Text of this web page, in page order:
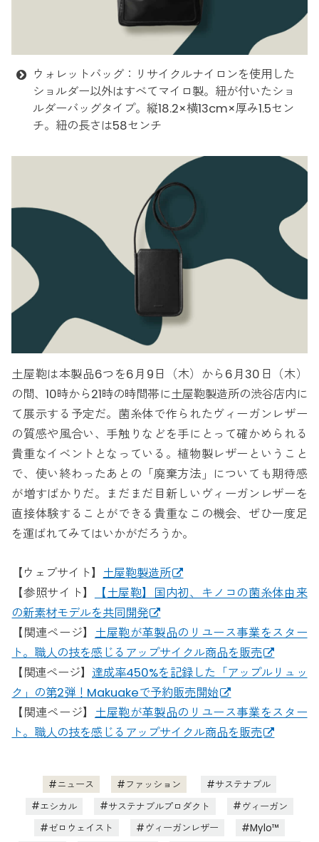
ウォレットバッグ：リサイクルナイロンを使用した
ショルダー以外はすべてマイロ製。紐が付いたショ
ルダーバッグタイプ。縦18.2×横13cm×厚み1.5セン
チ。紐の長さは58センチ
土屋鞄は本製品6つを6月9日（木）から6月30日（木）
の間、10時から21時の時間帯に土屋鞄製造所の渋谷店内に
て展示する予定だ。菌糸体で作られたヴィーガンレザー
の質感や風合い、手触りなどを手にとって確かめられる
貴重なイベントとなっている。植物製レザーということ
で、使い終わったあとの「廃棄方法」についても期待感
が増すばかりだ。まだまだ目新しいヴィーガンレザーを
直接体験することができる貴重なこの機会、ぜひ一度足
を運ばれてみてはいかがだろうか。
【ウェブサイト】 土屋鞄製造所
【参照サイト】
【土屋鞄】国内初、キノコの菌糸体由来
の新素材モデルを共同開発
【関連ページ】 土屋鞄が革製品のリユース事業をスター
ト。職人の技を感じるアップサイクル商品を販売
【関連ページ】達成率450%を記録した「アップルリュッ
ク」の第2弾！Makuakeで予約販売開始
【関連ページ】 土屋鞄が革製品のリユース事業をスター
ト。職人の技を感じるアップサイクル商品を販売
ニュース ファッション
サステナブル
エシカル
サステナブルプロダクト
ヴィーガン
ゼロウェイスト
ヴィーガンレザー
Mylo™